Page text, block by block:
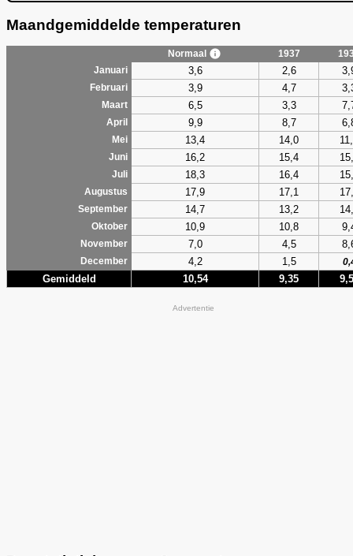
Maandgemiddelde temperaturen
Normaal 1937
Januari
3,6 2,6
Februari 3,9 4,7
Maart 6,5 3,3
April 9,9 8,7
Mei 13,4 14,0
Juni 16,2 15,4
Juli 18,3 16,4
Augustus 17,9 17,1
September 14,7 13,2
Oktober 10,9 10,8
November 7,0 4,5
December 4,2 1,5
Gemiddeld 10,54 9,35
Advertentie